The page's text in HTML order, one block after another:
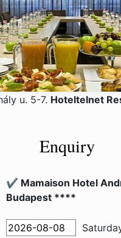
u. 5-7. Hoteltelnet
Enquiry
✔️ Mamaison Hotel
Budapest ****